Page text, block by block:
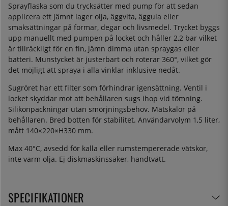
Sprayflaska som du trycksätter med pump för att sedan
applicera ett jämnt lager olja, äggvita, äggula eller
smaksättningar på formar, degar och livsmedel. Trycket byggs
upp manuellt med pumpen på locket och håller 2,2 bar vilket
är tillräckligt för en fin, jämn dimma utan spraygas eller
batteri. Munstycket är justerbart och roterar 360°, vilket gör
det möjligt att spraya i alla vinklar inklusive nedåt.
Sugröret har ett filter som förhindrar igensättning. Ventil i
locket skyddar mot att behållaren sugs ihop vid tömning.
Silikonpackningar utan smörjningsbehov. Mätskalor på
behållaren. Bred botten för stabilitet. Användarvolym 1,5 liter,
mått 140×220×H330 mm.
Max 40°C, avsedd för kalla eller rumstempererade vätskor,
inte varm olja. Ej diskmaskinssäker, handtvätt.
SPECIFIKATIONER